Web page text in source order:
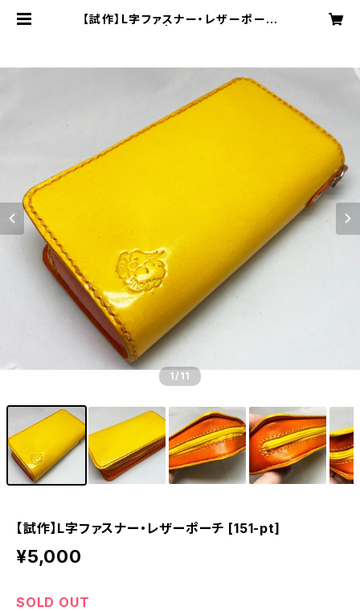
【試作】L字ファスナー・レザーポーチ
1 /11
【試作】L字ファスナー・レザーポーチ [151-pt]
¥5,000
SOLD OUT